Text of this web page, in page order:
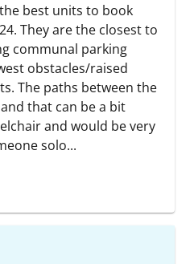
best units to book
They are the closest to
communal parking
obstacles/raised
The paths between the
that can be a bit
and would be very
solo...